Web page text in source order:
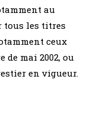
au
tous les titres
ceux
mai 2002, ou
en vigueur.